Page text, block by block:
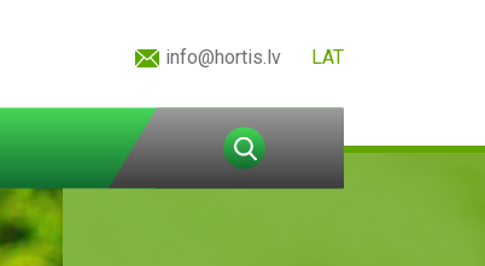
info@hortis.lv LAT